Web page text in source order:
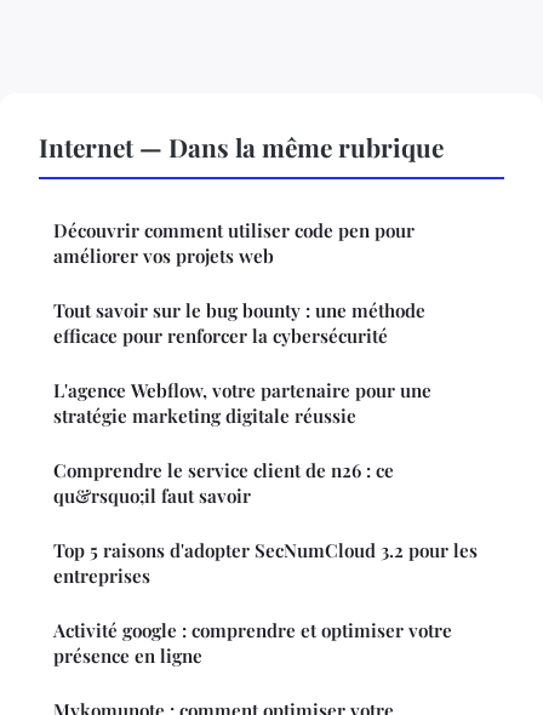
Internet — Dans la même rubrique
Découvrir comment utiliser code pen pour
améliorer vos projets web
Tout savoir sur le bug bounty : une méthode
efficace pour renforcer la cybersécurité
L'agence Webflow, votre partenaire pour une
stratégie marketing digitale réussie
Comprendre le service client de n26 : ce
qu&rsquo;il faut savoir
Top 5 raisons d'adopter SecNumCloud 3.2 pour les
entreprises
Activité google : comprendre et optimiser votre
présence en ligne
Mykomunote : comment optimiser votre